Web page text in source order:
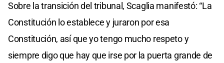
Sobre la transición del tribunal, Scaglia manifestó: “La
Constitución lo establece y juraron por esa
Constitución, así que yo tengo mucho respeto y
siempre digo que hay que irse por la puerta grande de